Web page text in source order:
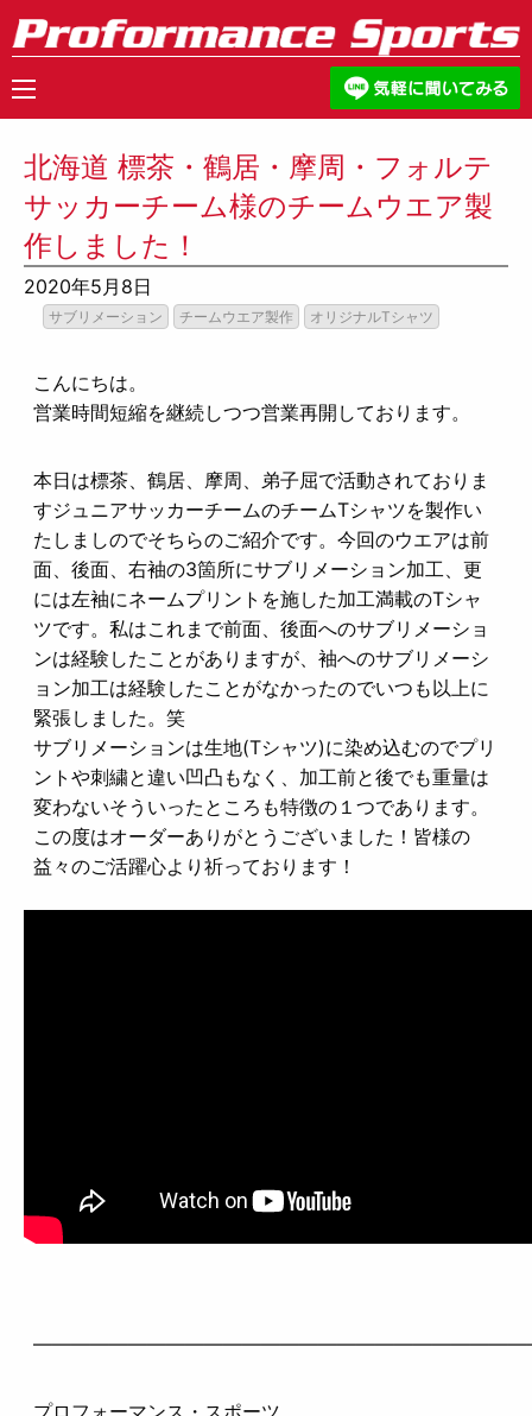
北海道 標茶・鶴居・摩周・フォルテ
サッカーチーム様のチームウエア製
作しました！
2020年5月8日
サブリメーション チームウエア製作 オリジナルTシャツ
こんにちは。
営業時間短縮を継続しつつ営業再開しております。
本日は標茶、鶴居、摩周、弟子屈で活動されておりま
すジュニアサッカーチームのチームTシャツを製作い
たしましのでそちらのご紹介です。今回のウエアは前
面、後面、右袖の3箇所にサブリメーション加工、更
には左袖にネームプリントを施した加工満載のTシャ
ツです。私はこれまで前面、後面へのサブリメーショ
ンは経験したことがありますが、袖へのサブリメーシ
ョン加工は経験したことがなかったのでいつも以上に
緊張しました。笑
サブリメーションは生地(Tシャツ)に染め込むのでプリ
ントや刺繍と違い凹凸もなく、加工前と後でも重量は
変わないそういったところも特徴の１つであります。
この度はオーダーありがとうございました！皆様の
益々のご活躍心より祈っております！
プロフォーマンス・スポーツ